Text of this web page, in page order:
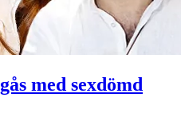
med sexdömd